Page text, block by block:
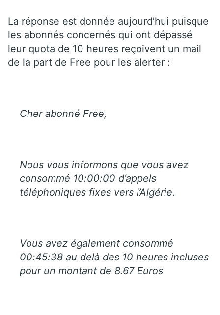
La réponse est donnée aujourd’hui puisque
les abonnés concernés qui ont dépassé
leur quota de 10 heures reçoivent un mail
de la part de Free pour les alerter :
Cher abonné Free,
Nous vous informons que vous avez
consommé 10:00:00 d’appels
téléphoniques fixes vers l’Algérie.
Vous avez également consommé
00:45:38 au delà des 10 heures incluses
pour un montant de 8.67 Euros